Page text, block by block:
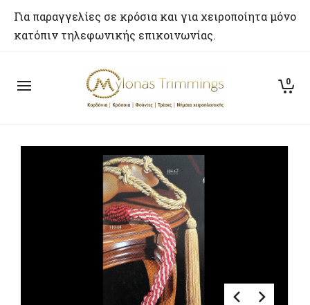
Για παραγγελίες σε κρόσια και για χειροποίητα μόνο
κατόπιν τηλεφωνικής επικοινωνίας.
0